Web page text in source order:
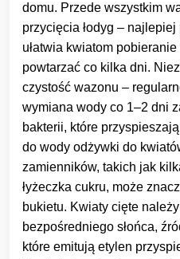
domu. Przede wszystkim
przycięcia łodyg –
ułatwia kwiatom
powtarzać co kilka dni.
czystość wazonu –
wymiana wody co 1–2 dni
bakterii, które
do wody odżywki do
zamienników, takich jak
łyżeczka cukru, może
bukietu. Kwiaty cięte
bezpośredniego słońca,
które emitują etylen